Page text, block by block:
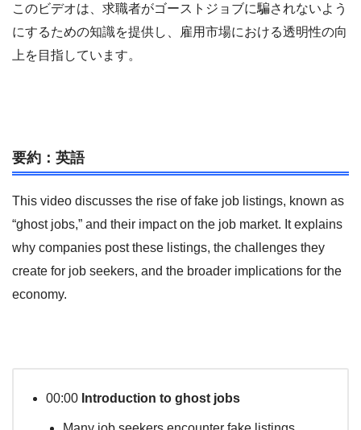
このビデオは、求職者がゴーストジョブに騙されないよう
にするための知識を提供し、雇用市場における透明性の向
上を目指しています。
要約：英語
This video discusses the rise of fake job listings, known as
“ghost jobs,” and their impact on the job market. It explains
why companies post these listings, the challenges they
create for job seekers, and the broader implications for the
economy.
00:00 Introduction to ghost jobs